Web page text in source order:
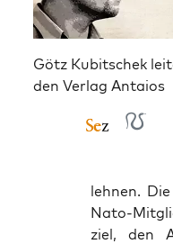
Götz Kubitschek
den Verlag Antaios
leh­nen.
Nato-
ziel, den